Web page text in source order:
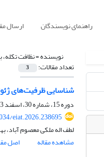
راهنمای نویسندگان ارسال
نویسنده =نظافت تکله،
تعداد مقالات: 3
شناسایی ظرفیت‌های
دوره 15، شماره 30، اسفند 1403، صفحه
eiat.2026.238695
لطف اله ملکی معصوم آباد،
مشاهده مقاله
اصل